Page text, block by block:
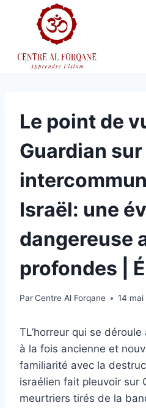
Le point de
Guardian
Israël: une
dangereuse
profondes |
ParCentre Al Forqane 14 mai
TL’horreur qui se
à la fois ancienne et
familiarité avec la
israélien fait pleuvoir sur
meurtriers tirés de la